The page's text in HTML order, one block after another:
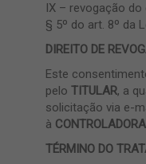
IX – revogação
§ 5º do art. 8º da
DIREITO DE
Este
pelo TITULAR, a
solicitação via e-
à CONTROLADORA
TÉRMINO DO